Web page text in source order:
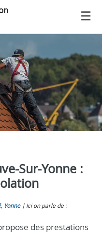
:
, Yonne Ici on parle de :
des prestations